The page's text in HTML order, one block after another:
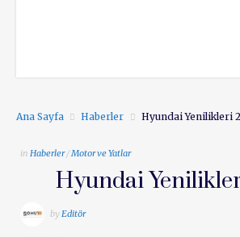
Ana Sayfa Haberler Hyundai Yenilikleri
in Haberler/Motor ve Yatlar
Hyundai
byEditör